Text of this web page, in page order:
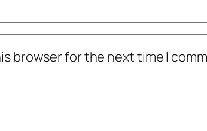
browser for the next time I